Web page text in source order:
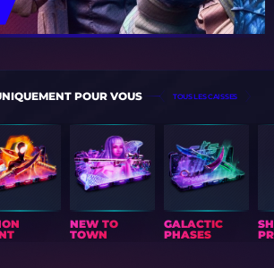
POUR VOUS TOUS LES CAISSES
NEW TO
TOWN
GALACTIC
PHASES